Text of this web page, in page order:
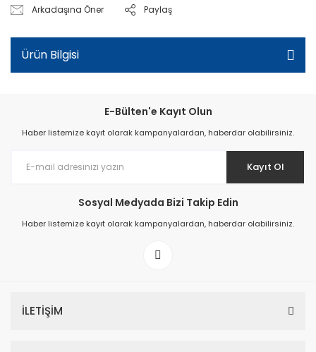
Arkadaşına Öner Paylaş
Ürün Bilgisi
E-Bülten'e Kayıt Olun
Haber listemize kayıt olarak kampanyalardan, haberdar olabilirsiniz.
Kayıt Ol
Sosyal Medyada Bizi Takip Edin
Haber listemize kayıt olarak kampanyalardan, haberdar olabilirsiniz.
İLETİŞİM